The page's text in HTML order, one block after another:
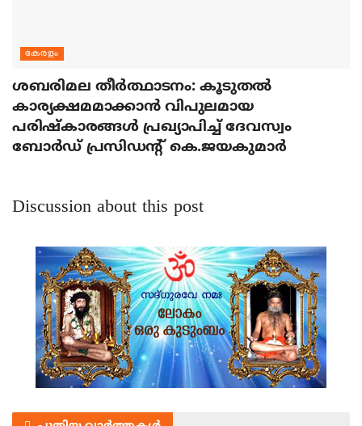
കേരളം
ശബരിമല തീര്‍ത്ഥാടനം: കൂടുതല്‍
കാര്യക്ഷമമാക്കാന്‍ വിപുലമായ
പരിഷ്‌കാരങ്ങള്‍ പ്രഖ്യാപിച്ച് ദേവസ്വം
ബോര്‍ഡ് പ്രസിഡന്റ് കെ.ജയകുമാര്‍
Discussion about this post